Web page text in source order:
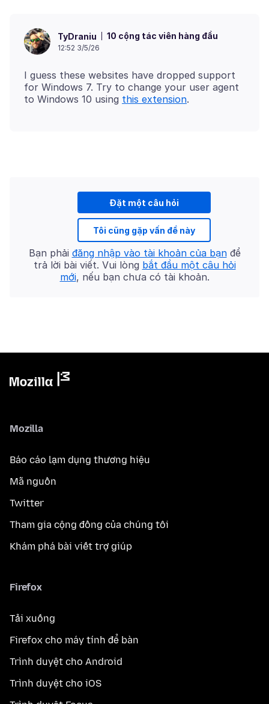
TyDraniu 10 cộng tác viên hàng đầu
12:52 3/5/26
I guess these websites have dropped support
for Windows 7. Try to change your user agent
to Windows 10 using this extension
Đặt một câu hỏi
Tôi cũng gặp vấn đề này
Bạn phải đăng nhập vào tài khoản của bạnđể
trả lời bài viết. Vui lòng bắt đầu một câu hỏi
mới, nếu bạn chưa có tài khoản.
Mozilla
Báo cáo lạm dụng thương hiệu
Mã nguồn
Twitter
Tham gia cộng đồng của chúng tôi
Khám phá bài viết trợ giúp
Firefox
Tải xuống
Firefox cho máy tính để bàn
Trình duyệt cho Android
Trình duyệt cho iOS